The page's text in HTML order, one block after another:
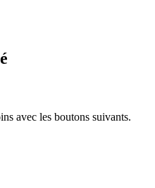
avec les boutons suivants.